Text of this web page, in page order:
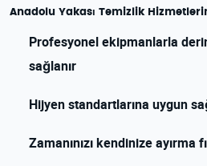
Anadolu Yakası Temizlik
Profesyonel ekipmanlarla
sağlanır
Hijyen standartlarına uygun
Zamanınızı kendinize ayırma